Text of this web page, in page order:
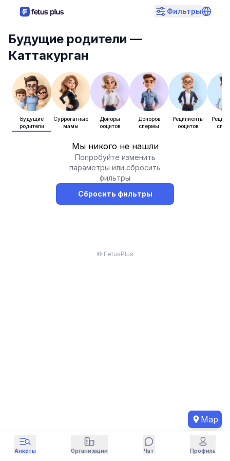
Фильтры
Будущие родители —
Каттакурган
Будущие
родители
Суррогатные
мамы
Доноры
ооцитов
Доноров
спермы
Реципиенты
ооцитов
Мы никого не нашли
Попробуйте изменить
параметры или сбросить
фильтры
Сбросить фильтры
© FetusPlus
Map
Анкеты Организации Чат Профиль